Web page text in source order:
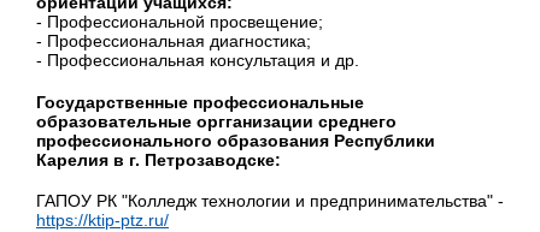
- Профессиональной просвещение;
- Профессиональная диагностика;
- Профессиональная консультация и др.
Государственные профессиональные
образовательные оргганизации среднего
профессионального образования Республики
Карелия в г. Петрозаводске:
ГАПОУ РК "Колледж технологии и предпринимательства" -
https://ktip-ptz.ru/